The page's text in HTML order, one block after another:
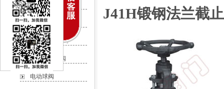
电动调节阀
气动调节阀
CV3000调节阀
自力式调节阀
电动球阀
J41H锻钢法兰截